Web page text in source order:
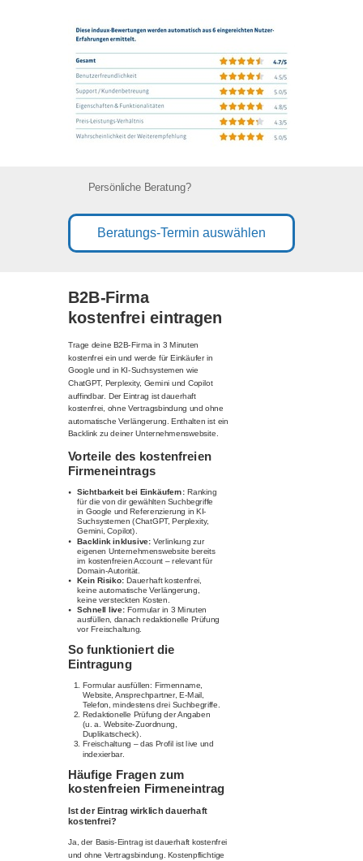
Beratungs-Termin auswählen
Persönliche Beratung?
B2B-Firma
kostenfrei eintragen
Trage deine B2B-Firma in 3 Minuten
kostenfrei ein und werde für Einkäufer in
Google und in KI-Suchsystemen wie
ChatGPT, Perplexity, Gemini und Copilot
auffindbar. Der Eintrag ist dauerhaft
kostenfrei, ohne Vertragsbindung und ohne
automatische Verlängerung. Enthalten ist ein
Backlink zu deiner Unternehmenswebsite.
Vorteile des kostenfreien
Firmeneintrags
Sichtbarkeit bei Einkäufern: Ranking
für die von dir gewählten Suchbegriffe
in Google und Referenzierung in KI-
Suchsystemen (ChatGPT, Perplexity,
Gemini, Copilot).
Backlink inklusive: Verlinkung zur
eigenen Unternehmenswebsite bereits
im kostenfreien Account – relevant für
Domain-Autorität.
Kein Risiko: Dauerhaft kostenfrei,
keine automatische Verlängerung,
keine versteckten Kosten.
Schnell live: Formular in 3 Minuten
ausfüllen, danach redaktionelle Prüfung
vor Freischaltung.
So funktioniert die
Eintragung
Formular ausfüllen: Firmenname,
Website, Ansprechpartner, E-Mail,
Telefon, mindestens drei Suchbegriffe.
Redaktionelle Prüfung der Angaben
(u. a. Website-Zuordnung,
Duplikatscheck).
Freischaltung – das Profil ist live und
indexierbar.
Häufige Fragen zum
kostenfreien Firmeneintrag
Ist der Eintrag wirklich dauerhaft
kostenfrei?
Ja, der Basis-Eintrag ist dauerhaft kostenfrei
und ohne Vertragsbindung. Kostenpflichtige